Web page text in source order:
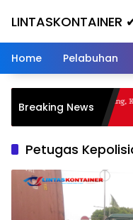
LINTASKONTAINER
KONTAINER
Home Pelabuhan
Breaking News
Nanjak, Masuk ke Jurang,
Petugas